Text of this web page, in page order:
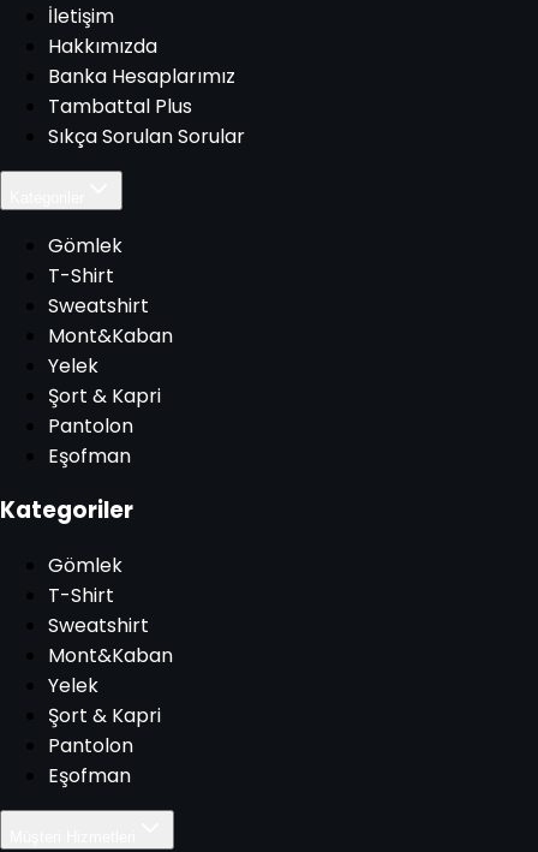
İletişim
Hakkımızda
Banka Hesaplarımız
Tambattal Plus
Sıkça Sorulan Sorular
Gömlek
T-Shirt
Sweatshirt
Mont&Kaban
Yelek
Şort & Kapri
Pantolon
Eşofman
Kategoriler
Gömlek
T-Shirt
Sweatshirt
Mont&Kaban
Yelek
Şort & Kapri
Pantolon
Eşofman